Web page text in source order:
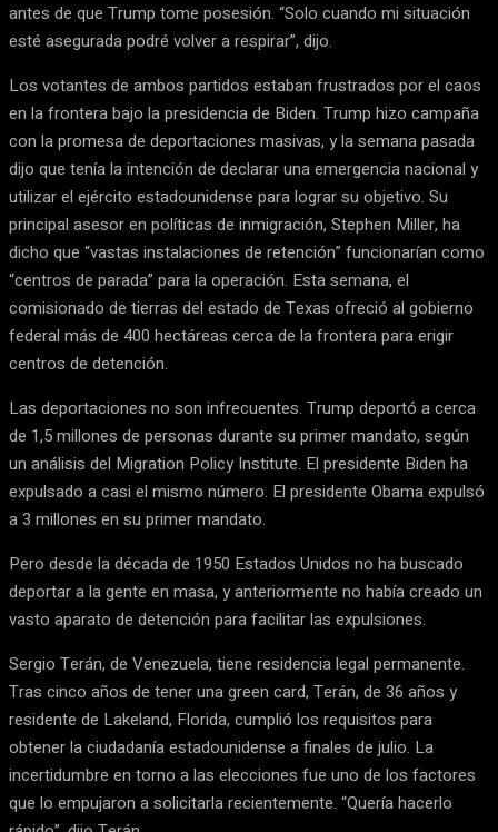
antes de que Trump tome posesión. “Solo cuando mi situación
esté asegurada podré volver a respirar”, dijo.
Los votantes de ambos partidos estaban frustrados por el caos
en la frontera bajo la presidencia de Biden. Trump hizo campaña
con la promesa de deportaciones masivas, y la semana pasada
dijo que tenía la intención de declarar una emergencia nacional y
utilizar el ejército estadounidense para lograr su objetivo. Su
principal asesor en políticas de inmigración, Stephen Miller, ha
dicho que “vastas instalaciones de retención” funcionarían como
“centros de parada” para la operación. Esta semana, el
comisionado de tierras del estado de Texas ofreció al gobierno
federal más de 400 hectáreas cerca de la frontera para erigir
centros de detención.
Las deportaciones no son infrecuentes. Trump deportó a cerca
de 1,5 millones de personas durante su primer mandato, según
un análisis del Migration Policy Institute. El presidente Biden ha
expulsado a casi el mismo número. El presidente Obama expulsó
a 3 millones en su primer mandato.
Pero desde la década de 1950 Estados Unidos no ha buscado
deportar a la gente en masa, y anteriormente no había creado un
vasto aparato de detención para facilitar las expulsiones.
Sergio Terán, de Venezuela, tiene residencia legal permanente.
Tras cinco años de tener una green card, Terán, de 36 años y
residente de Lakeland, Florida, cumplió los requisitos para
obtener la ciudadanía estadounidense a finales de julio. La
incertidumbre en torno a las elecciones fue uno de los factores
que lo empujaron a solicitarla recientemente. “Quería hacerlo